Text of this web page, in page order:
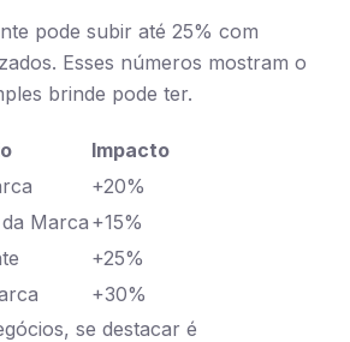
pode subir até 25% com
Esses números mostram o
brinde pode ter.
Impacto
+20%
Marca +15%
+25%
+30%
se destacar é